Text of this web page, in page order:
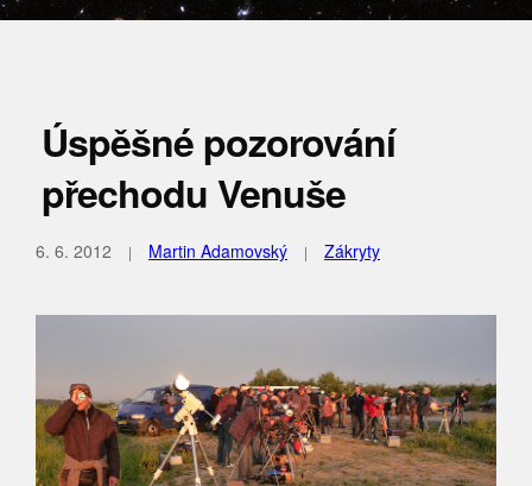
Úspěšné pozorování
přechodu Venuše
6. 6. 2012 Martin Adamovský Zákryty